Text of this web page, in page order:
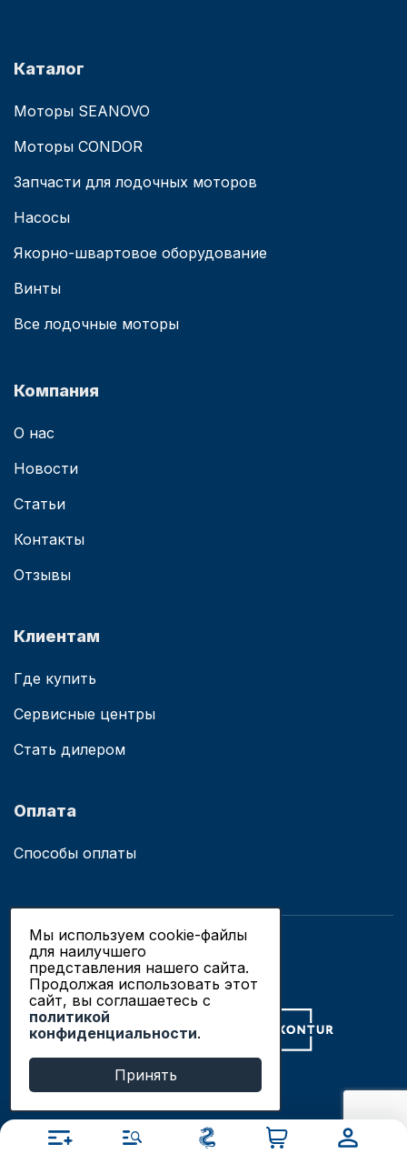
Каталог
Моторы SEANOVO
Моторы CONDOR
Запчасти для лодочных моторов
Насосы
Якорно-швартовое оборудование
Винты
Все лодочные моторы
Компания
О нас
Новости
Статьи
Контакты
Отзывы
Клиентам
Где купить
Сервисные центры
Стать дилером
Оплата
Способы оплаты
© 2019 - 2026 ООО «Сианово»
Политика конфиденциальности
Разработка сайтов в Новосибирске
Продвижение сайтов
Мы используем cookie-файлы
для наилучшего
представления нашего сайта.
Продолжая использовать этот
сайт, вы соглашаетесь c
политикой
конфиденциальности.
Принять